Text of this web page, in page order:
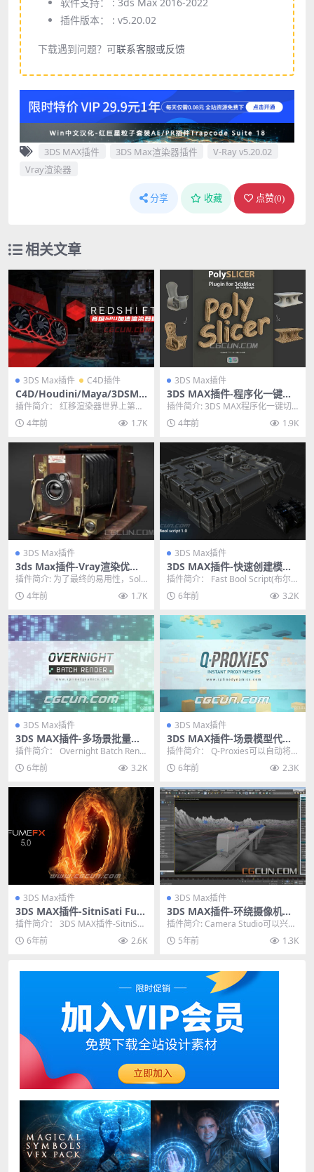
插件版本： : v5.20.02
下载遇到问题？可联系客服或反馈
3DS MAX插件 3DS Max渲染器插件
V-Ray v5.20.02
Vray渲染器
分享 收藏 点赞(0)
相关文章
3DS Max插件 C4D插件
C4D/Houdini/Maya/3DSMA
X高级GPU加速渲染器插件 Re
dshift V3.0.66 Win Maxon
APP无限试用版
插件简介： 红移渲染器世界上第一
款也是唯一一款实时、即时可用GP
U渲染器。兼具灵...
4年前 1.7K
3DS Max插件
3DS MAX插件-程序化一键切
割切片插件 PolySlicer V1.01
插件简介: 3DS MAX程序化一键切
割切片插件 PolySlicer V1.0...
4年前 1.9K
3DS Max插件
3ds Max插件-Vray渲染优化
工具破解版 SolidRocks 2.4.1
插件简介: 为了最终的易用性，Soli
Rocks 配备了模块化 GUI 和有用
的...4年前 1.7K
3DS Max插件
3DS MAX插件-快速创建模型
布尔插件 Fast Bool Script 1.
0 含使用教程
插件简介： Fast Bool Script(布尔
效果创建3dsmax插件)是一...
6年前 3.2K
3DS Max插件
3DS MAX插件-多场景批量渲
染插件 Overnight Batch Re
nder v1.03
插件简介： Overnight Batch Rend
er是用于3dsMax的简单...
6年前 3.2K
3DS Max插件
3DS MAX插件-场景模型代理
优化减面插件 Q-Proxies v1.0
2
插件简介： Q-Proxies可以自动将
场景的复杂模型转换成低多边形模
型，加快预...
6年前 2.3K
3DS Max插件
3DS MAX插件-SitniSati Fum
eFX 5.0.6 火焰流体水墨动力
学特效模拟插件
插件简介： 3DS MAX插件-SitniSati
FumeFX 5.0.6 火...
6年前 2.6K
3DS Max插件
3DS MAX插件-环绕摄像机动
画插件 Crea3D Camera Stud
io v1.0
插件简介: Camera Studio可以兴趣
点对焦环绕摄像机动画，一键生
成，十...
5年前 1.3K